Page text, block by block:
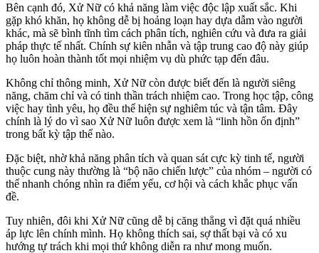
Bên cạnh đó, Xử Nữ có khả năng làm việc độc lập xuất sắc. Khi
gặp khó khăn, họ không dễ bị hoảng loạn hay dựa dẫm vào người
khác, mà sẽ bình tĩnh tìm cách phân tích, nghiên cứu và đưa ra giải
pháp thực tế nhất. Chính sự kiên nhẫn và tập trung cao độ này giúp
họ luôn hoàn thành tốt mọi nhiệm vụ dù phức tạp đến đâu.
Không chỉ thông minh, Xử Nữ còn được biết đến là người siêng
năng, chăm chỉ và có tinh thần trách nhiệm cao. Trong học tập, công
việc hay tình yêu, họ đều thể hiện sự nghiêm túc và tận tâm. Đây
chính là lý do vì sao Xử Nữ luôn được xem là “linh hồn ổn định”
trong bất kỳ tập thể nào.
Đặc biệt, nhờ khả năng phân tích và quan sát cực kỳ tinh tế, người
thuộc cung này thường là “bộ não chiến lược” của nhóm – người có
thể nhanh chóng nhìn ra điểm yếu, cơ hội và cách khắc phục vấn
đề.
Tuy nhiên, đôi khi Xử Nữ cũng dễ bị căng thẳng vì đặt quá nhiều
áp lực lên chính mình. Họ không thích sai, sợ thất bại và có xu
hướng tự trách khi mọi thứ không diễn ra như mong muốn.